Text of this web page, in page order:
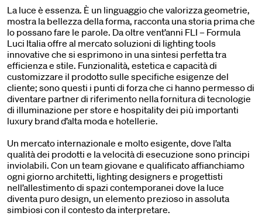
La luce è essenza. È un linguaggio che valorizza geometrie,
mostra la bellezza della forma, racconta una storia prima che
lo possano fare le parole. Da oltre vent’anni FLI – Formula
Luci Italia offre al mercato soluzioni di lighting tools
innovative che si esprimono in una sintesi perfetta tra
efficienza e stile. Funzionalità, estetica e capacità di
customizzare il prodotto sulle specifiche esigenze del
cliente; sono questi i punti di forza che ci hanno permesso di
diventare partner di riferimento nella fornitura di tecnologie
di illuminazione per store e hospitality dei più importanti
luxury brand d’alta moda e hotellerie.
Un mercato internazionale e molto esigente, dove l’alta
qualità dei prodotti e la velocità di esecuzione sono principi
inviolabili. Con un team giovane e qualificato affianchiamo
ogni giorno architetti, lighting designers e progettisti
nell’allestimento di spazi contemporanei dove la luce
diventa puro design, un elemento prezioso in assoluta
simbiosi con il contesto da interpretare.